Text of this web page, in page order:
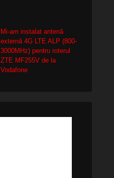
Mi-am instalat antenă
externă 4G LTE ALP (800-
3000MHz) pentru roterul
ZTE MF255V de la
Vodafone